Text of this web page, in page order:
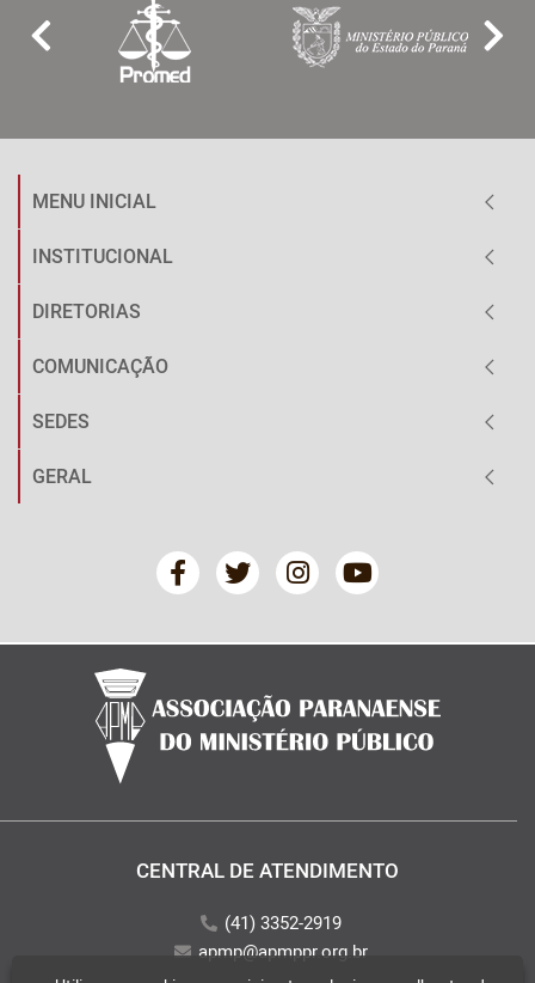
MENU INICIAL
INSTITUCIONAL
DIRETORIAS
COMUNICAÇÃO
SEDES
GERAL
CENTRAL DE ATENDIMENTO
(41) 3352-2919
apmp@apmppr.org.br